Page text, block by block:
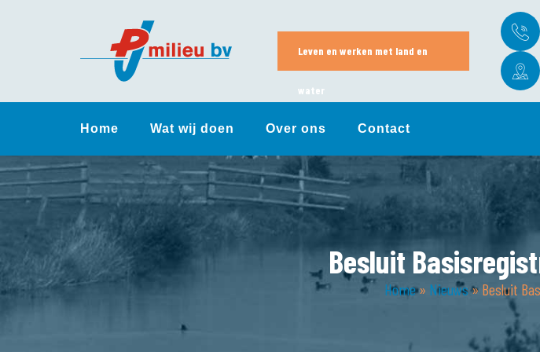
Leven en werken met land en
water
Home Wat wij doen Over ons Contact
Besluit
Home» Nieuws» Besluit